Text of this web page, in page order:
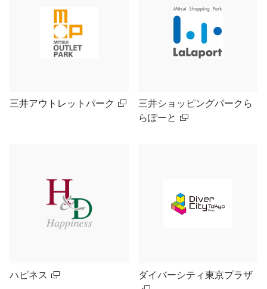
三井アウトレットパーク
三井ショッピングパークら
らぽーと
ハピネス ダイバーシティ東京プラザ